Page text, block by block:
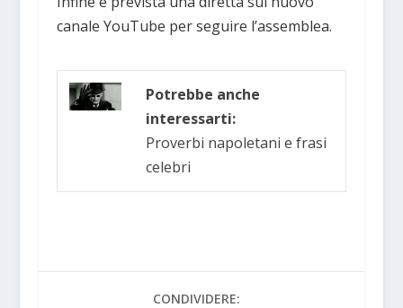
canale YouTube per seguire l’assemblea.
Potrebbe anche
interessarti:
Proverbi napoletani e frasi
celebri
CONDIVIDERE: